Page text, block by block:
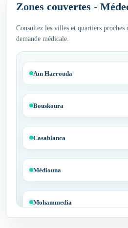
Zones couvertes -
Consultez les villes et quartiers proches
demande médicale.
Aïn Harrouda
Bouskoura
Casablanca
Médiouna
Mohammedia